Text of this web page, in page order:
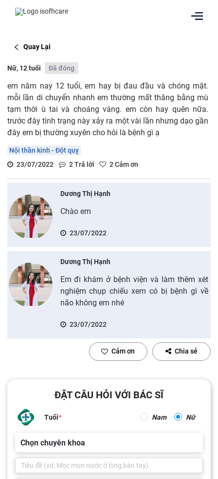
Quay Lại
Nữ, 12 tuổi Đã đóng
em năm nay 12 tuổi, em hay bị đau đầu và chóng mặt.
mỗi lần di chuyển nhanh em thường mất thăng bằng mù
tạm thời ù tai và choáng váng. em còn hay quên nữa.
trước đây tình trạng này xảy ra một vài lần nhưng dạo gần
đây em bị thường xuyên cho hỏi là bệnh gì ạ
Nội thần kinh - Đột quỵ
23/07/2022
2Trả lời 2Cảm ơn
Dương Thị Hạnh
Chào em
23/07/2022
Dương Thị Hạnh
Em đi khám ở bệnh viện và làm thêm xét
nghiệm chụp chiếu xem có bị bệnh gì về
não không em nhé
23/07/2022
Cảm ơn Chia sẻ
ĐẶT CÂU HỎI VỚI BÁC SĨ
Tuổi Nam Nữ
Chọn chuyên khoa